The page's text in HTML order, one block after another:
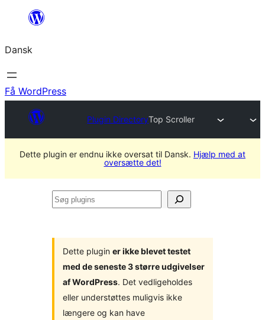
Spring
indhold
Dansk
Få WordPress
Plugin DirectoryTop Scroller
Dette plugin er endnu ikke oversat til Dansk. Hjælp med at
oversætte det!
Søg
Dette plugin er ikke blevet testet
med de seneste 3 større udgivelser
af WordPress. Det vedligeholdes
eller understøttes muligvis ikke
længere og kan have